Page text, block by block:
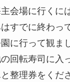
会場に行くに
すでに終わっ
に行って観ま
回転寿司に入
整理券をくだ